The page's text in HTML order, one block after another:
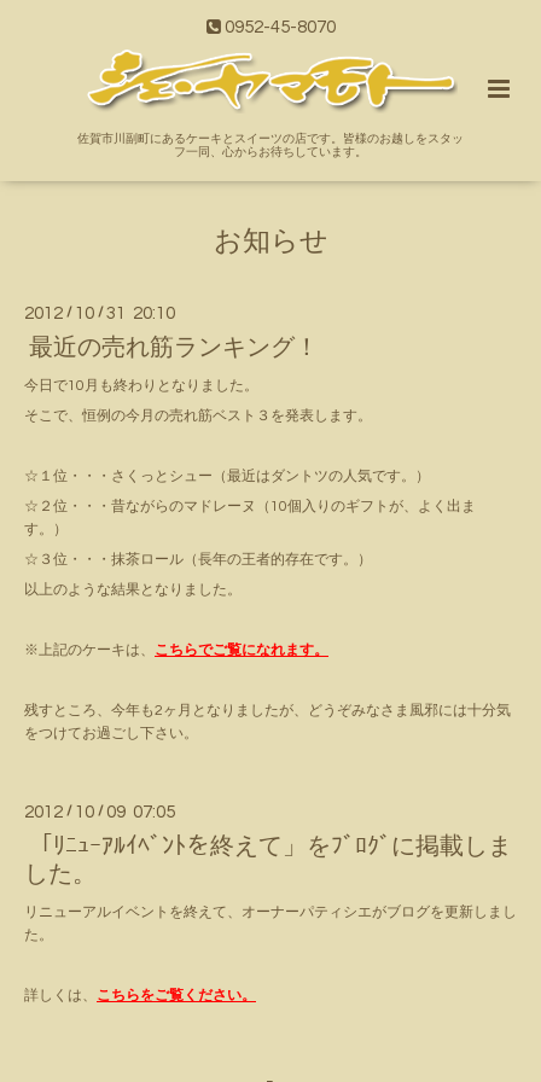
0952-45-8070
佐賀市川副町にあるケーキとスイーツの店です。皆様のお越しをスタッ
フ一同、心からお待ちしています。
お知らせ
2012 / 10 /31 20:10
最近の売れ筋ランキング！
今日で10月も終わりとなりました。
そこで、恒例の今月の売れ筋ベスト３を発表します。
☆１位・・・さくっとシュー（最近はダントツの人気です。）
☆２位・・・昔ながらのマドレーヌ（10個入りのギフトが、よく出ま
す。）
☆３位・・・抹茶ロール（長年の王者的存在です。）
以上のような結果となりました。
※上記のケーキは、 こちらでご覧になれます。
残すところ、今年も2ヶ月となりましたが、どうぞみなさま風邪には十分気
をつけてお過ごし下さい。
2012 / 10 / 09 07:05
「ﾘﾆｭｰｱﾙｲﾍﾞﾝﾄを終えて」をﾌﾞﾛｸﾞに掲載しま
した。
リニューアルイベントを終えて、オーナーパティシエがブログを更新しまし
た。
詳しくは、 こちらをご覧ください。